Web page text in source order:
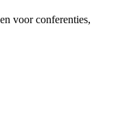
voor conferenties,